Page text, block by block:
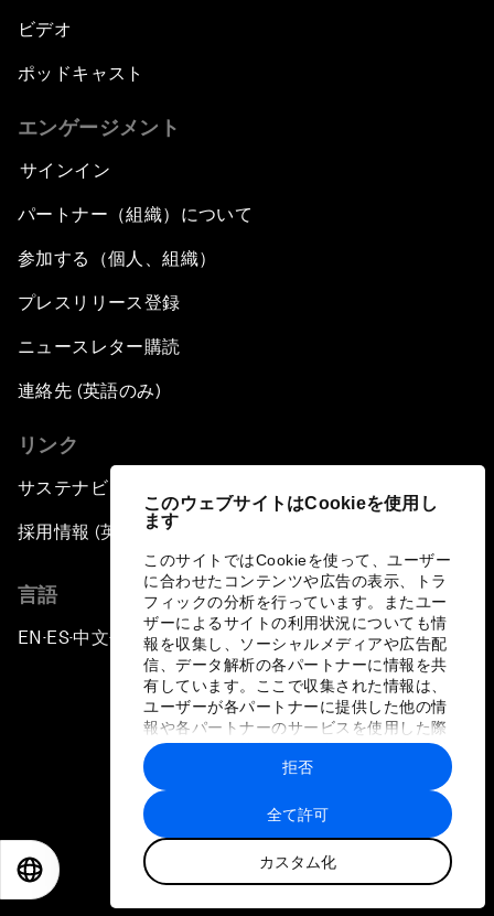
このウェブサイトはCookieを使用し
ます
このサイトではCookieを使って、ユーザー
に合わせたコンテンツや広告の表示、トラ
フィックの分析を行っています。またユー
ザーによるサイトの利用状況についても情
報を収集し、ソーシャルメディアや広告配
信、データ解析の各パートナーに情報を共
有しています。ここで収集された情報は、
ユーザーが各パートナーに提供した他の情
報や各パートナーのサービスを使用した際
に収集された情報と組み合わされ、各パー
トナーによって使用されることがありま
す。
全て許可
カスタム化
拒否
ビデオ
ポッドキャスト
エンゲージメント
サインイン
パートナー（組織）について
参加する（個人、組織）
プレスリリース登録
ニュースレター購読
連絡先 (英語のみ)
リンク
サステナビリティへの取り組み
採用情報 (英語のみ)
言語
EN ▪ ES▪中文▪ 日本語
プライバシーポリシーと利用規約
サイトマップ
©
世界経済フォーラム